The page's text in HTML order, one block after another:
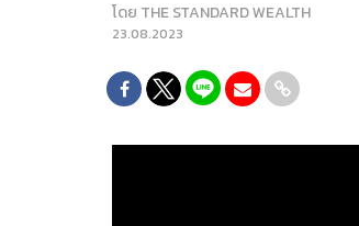
โดย THE STANDARD WEALTH
23.08.2023